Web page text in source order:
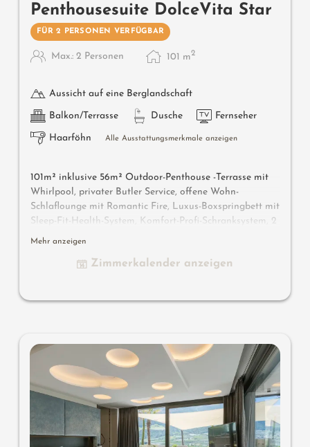
Penthousesuite DolceVita Star
FÜR 2 PERSONEN VERFÜGBAR
Max.: 2 Personen 101 m2
Aussicht auf eine Berglandschaft
Balkon/Terrasse Dusche Fernseher
Haarföhn Alle Ausstattungsmerkmale anzeigen
101m² inklusive 56m² Outdoor-Penthouse -Terrasse mit
Whirlpool, privater Butler Service, offene Wohn-
Schlaflounge mit Romantic Fire, Luxus-Boxspringbett mit
Sleep-Fit-Health-System, Komfort-Profi-Schranksystem, 2
Relax-Design-Chairs, Dolby-Surround-TV mit Bluetooth,
Badelounge mit Design-Spiegel aus Halbedelstein mit
Lounge, Outdoor Cinema, bequeme Sitz- und Essmöbel,
Duftkräuter, Wärmestrahler und Laterne, keine Tiere. In
der DolceVita Lodge.
Mehr anzeigen
Zimmerkalender anzeigen